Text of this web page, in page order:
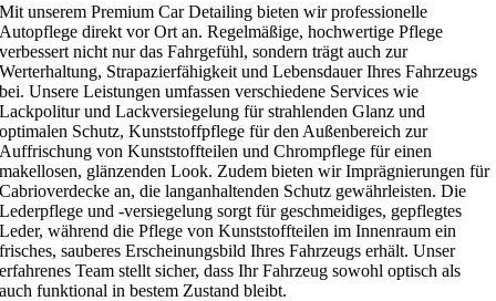
Mit unserem Premium Car Detailing bieten wir professionelle
Autopflege direkt vor Ort an. Regelmäßige, hochwertige Pflege
verbessert nicht nur das Fahrgefühl, sondern trägt auch zur
Werterhaltung, Strapazierfähigkeit und Lebensdauer Ihres Fahrzeugs
bei. Unsere Leistungen umfassen verschiedene Services wie
Lackpolitur und Lackversiegelung für strahlenden Glanz und
optimalen Schutz, Kunststoffpflege für den Außenbereich zur
Auffrischung von Kunststoffteilen und Chrompflege für einen
makellosen, glänzenden Look. Zudem bieten wir Imprägnierungen für
Cabrioverdecke an, die langanhaltenden Schutz gewährleisten. Die
Lederpflege und -versiegelung sorgt für geschmeidiges, gepflegtes
Leder, während die Pflege von Kunststoffteilen im Innenraum ein
frisches, sauberes Erscheinungsbild Ihres Fahrzeugs erhält. Unser
erfahrenes Team stellt sicher, dass Ihr Fahrzeug sowohl optisch als
auch funktional in bestem Zustand bleibt.